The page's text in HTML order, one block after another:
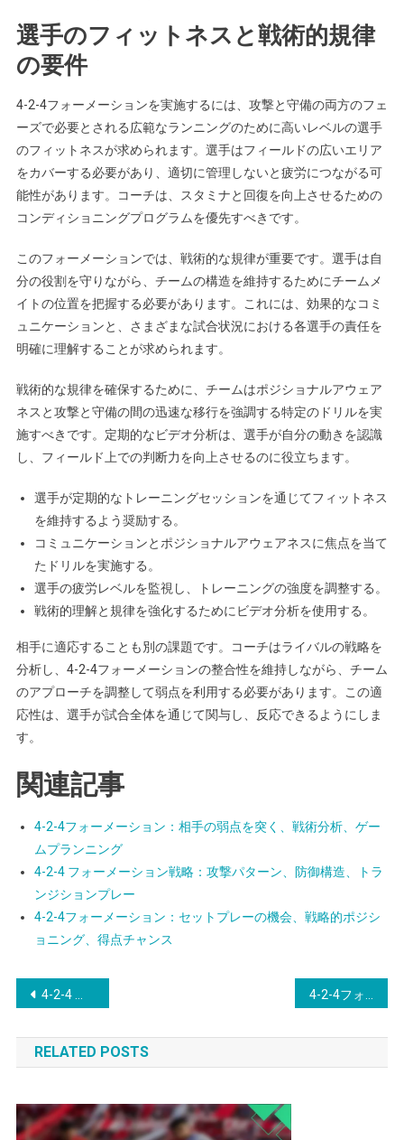
選手のフィットネスと戦術的規律
の要件
4-2-4フォーメーションを実施するには、攻撃と守備の両方のフェ
ーズで必要とされる広範なランニングのために高いレベルの選手
のフィットネスが求められます。選手はフィールドの広いエリア
をカバーする必要があり、適切に管理しないと疲労につながる可
能性があります。コーチは、スタミナと回復を向上させるための
コンディショニングプログラムを優先すべきです。
このフォーメーションでは、戦術的な規律が重要です。選手は自
分の役割を守りながら、チームの構造を維持するためにチームメ
イトの位置を把握する必要があります。これには、効果的なコミ
ュニケーションと、さまざまな試合状況における各選手の責任を
明確に理解することが求められます。
戦術的な規律を確保するために、チームはポジショナルアウェア
ネスと攻撃と守備の間の迅速な移行を強調する特定のドリルを実
施すべきです。定期的なビデオ分析は、選手が自分の動きを認識
し、フィールド上での判断力を向上させるのに役立ちます。
選手が定期的なトレーニングセッションを通じてフィットネス
を維持するよう奨励する。
コミュニケーションとポジショナルアウェアネスに焦点を当て
たドリルを実施する。
選手の疲労レベルを監視し、トレーニングの強度を調整する。
戦術的理解と規律を強化するためにビデオ分析を使用する。
相手に適応することも別の課題です。コーチはライバルの戦略を
分析し、4-2-4フォーメーションの整合性を維持しながら、チーム
のアプローチを調整して弱点を利用する必要があります。この適
応性は、選手が試合全体を通じて関与し、反応できるようにしま
す。
関連記事
4-2-4フォーメーション：相手の弱点を突く、戦術分析、ゲー
ムプランニング
4-2-4 フォーメーション戦略：攻撃パターン、防御構造、トラ
ンジションプレー
4-2-4フォーメーション：セットプレーの機会、戦略的ポジシ
ョニング、得点チャンス
Post
navigation
4-2-4 フォーメーション戦略：スペースの活用、ミスマッチの創出、戦術的革新 4-2-4フォーメーション：ポジショナルプレー、役割の理解、チームワークのダイナミクス
RELATED POSTS